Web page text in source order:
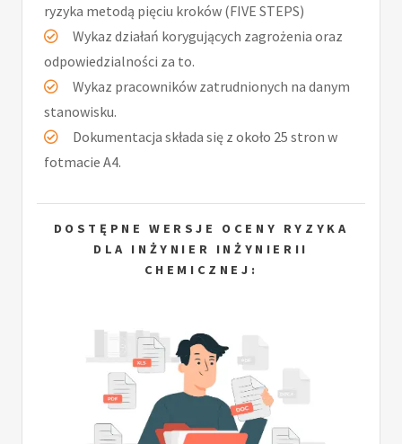
ryzyka metodą pięciu kroków (FIVE STEPS)
Wykaz działań korygujących zagrożenia oraz
odpowiedzialności za to.
Wykaz pracowników zatrudnionych na danym
stanowisku.
Dokumentacja składa się z około 25 stron w
fotmacie A4.
DOSTĘPNE WERSJE OCENY RYZYKA
DLA INŻYNIER INŻYNIERII
CHEMICZNEJ: